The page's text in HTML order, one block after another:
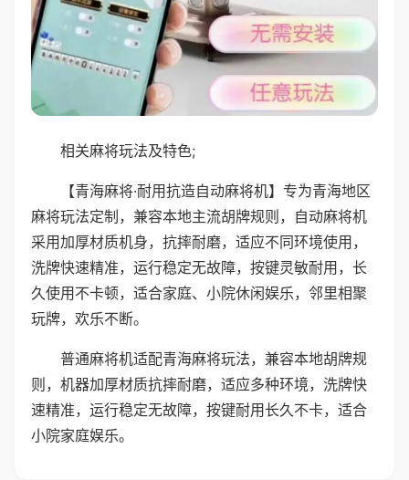
相关麻将玩法及特色;
【青海麻将·耐用抗造自动麻将机】专为青海地区
麻将玩法定制，兼容本地主流胡牌规则，自动麻将机
采用加厚材质机身，抗摔耐磨，适应不同环境使用，
洗牌快速精准，运行稳定无故障，按键灵敏耐用，长
久使用不卡顿，适合家庭、小院休闲娱乐，邻里相聚
玩牌，欢乐不断。
普通麻将机适配青海麻将玩法，兼容本地胡牌规
则，机器加厚材质抗摔耐磨，适应多种环境，洗牌快
速精准，运行稳定无故障，按键耐用长久不卡，适合
小院家庭娱乐。